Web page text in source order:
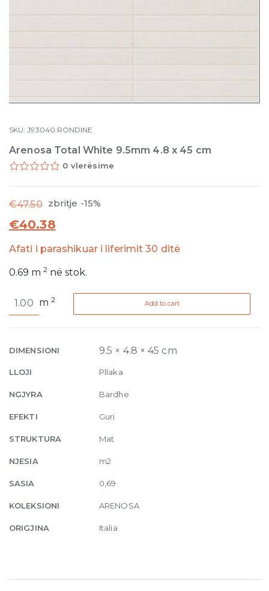
SKU:J93040 RONDINE
Arenosa Total White 9.5mm 4.8 x 45 cm
0 vlerësime
€47.50 zbritje -15%
€40.38
Afati i parashikuar i liferimit 30 ditë
0.69 m2 në stok.
Total
4.8
45
cm
m2 Add to cart
DIMENSIONI 9.5 × 4.8 × 45 cm
LLOJI Pllaka
NGJYRA Bardhe
EFEKTI Guri
STRUKTURA Mat
NJESIA m2
SASIA 0,69
KOLEKSIONI ARENOSA
ORIGJINA Italia